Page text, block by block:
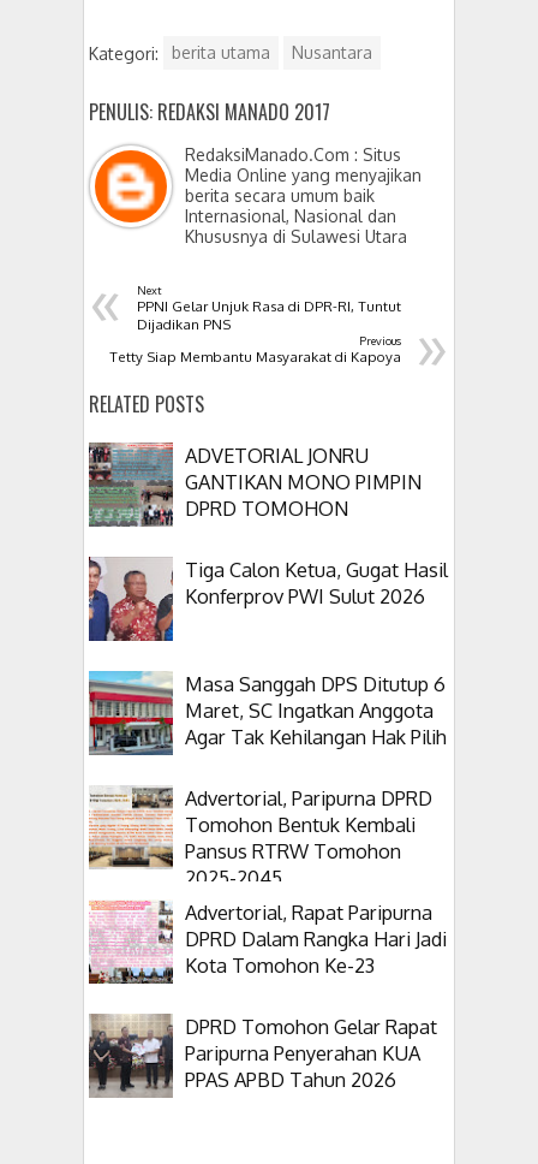
Kategori: berita utama Nusantara
PENULIS: REDAKSI MANADO 2017
RedaksiManado.Com : Situs
Media Online yang menyajikan
berita secara umum baik
Internasional, Nasional dan
Khususnya di Sulawesi Utara
« Next
PPNI Gelar Unjuk Rasa di DPR-RI, Tuntut
Dijadikan PNS
»
Previous
Tetty Siap Membantu Masyarakat di Kapoya
RELATED POSTS
ADVETORIAL JONRU
GANTIKAN MONO PIMPIN
DPRD TOMOHON
Tiga Calon Ketua, Gugat Hasil
Konferprov PWI Sulut 2026
Masa Sanggah DPS Ditutup 6
Maret, SC Ingatkan Anggota
Agar Tak Kehilangan Hak Pilih
Advertorial, Paripurna DPRD
Tomohon Bentuk Kembali
Pansus RTRW Tomohon
2025-2045
Advertorial, Rapat Paripurna
DPRD Dalam Rangka Hari Jadi
Kota Tomohon Ke-23
DPRD Tomohon Gelar Rapat
Paripurna Penyerahan KUA
PPAS APBD Tahun 2026